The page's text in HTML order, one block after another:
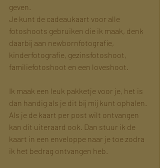
geven.
Je kunt de cadeaukaart voor alle
fotoshoots gebruiken die ik maak, denk
daarbij aan newbornfotografie,
kinderfotografie, gezinsfotoshoot,
familiefotoshoot en een loveshoot.
Ik maak een leuk pakketje voor je, het is
dan handig als je dit bij mij kunt ophalen.
Als je de kaart per post wilt ontvangen
kan dit uiteraard ook. Dan stuur ik de
kaart in een enveloppe naar je toe zodra
ik het bedrag ontvangen heb.